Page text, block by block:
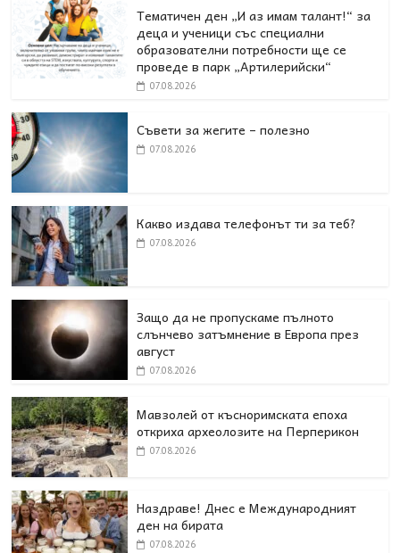
Тематичен ден „И аз имам талант!“ за
деца и ученици със специални
образователни потребности ще се
проведе в парк „Артилерийски“
07.08.2026
Съвети за жегите – полезно
07.08.2026
Какво издава телефонът ти за теб?
07.08.2026
Защо да не пропускаме пълното
слънчево затъмнение в Европа през
август
07.08.2026
Мавзолей от късноримската епоха
откриха археолозите на Перперикон
07.08.2026
Наздраве! Днес е Международният
ден на бирата
07.08.2026